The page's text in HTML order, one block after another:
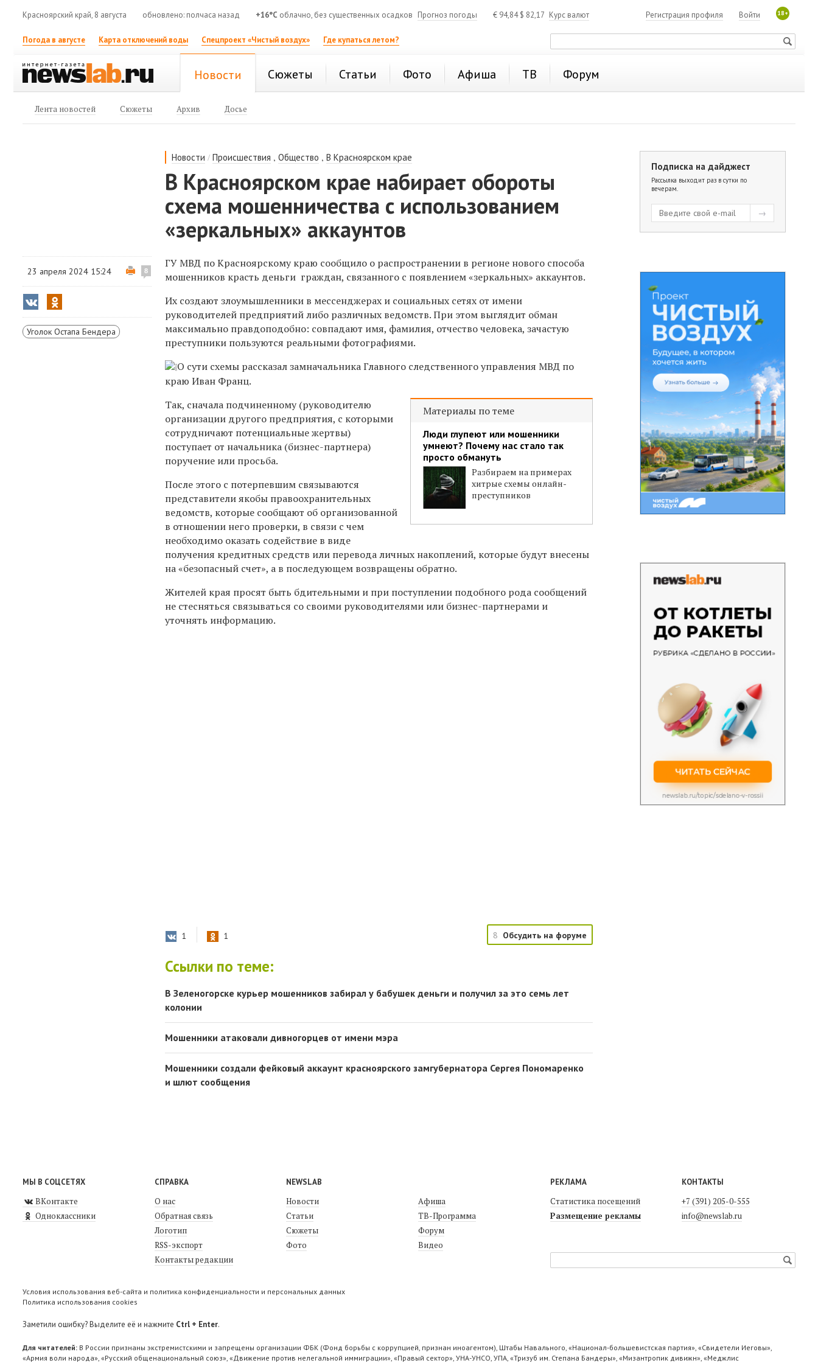
Красноярский край, 8 августа обновлено: полчаса назад +16°C облачно, без существенных осадков Прогноз погоды € 94,84$ 82,17 Курс валют 18+
Войти
Регистрация профиля
Погода в августе Карта отключений воды Спецпроект «Чистый воздух» Где купаться летом?
Новости Сюжеты Статьи Фото Афиша ТВ Форум
Лента новостей Сюжеты Архив Досье
Новости /Происшествия ,Общество ,В Красноярском крае
В Красноярском крае набирает обороты
схема мошенничества с использованием
«зеркальных» аккаунтов
23 апреля 2024 15:24 8
Уголок Остапа Бендера
ГУ МВД по Красноярскому краю сообщило о распространении в регионе нового способа
мошенников красть деньги граждан, связанного с появлением «зеркальных» аккаунтов.
Их создают злоумышленники в мессенджерах и социальных сетях от имени
руководителей предприятий либо различных ведомств.При этом выглядит обман
максимально правдоподобно: совпадают имя, фамилия, отчество человека, зачастую
преступники пользуются реальными фотографиями.
О сути схемы рассказал замначальника Главного следственного управления МВД по
краю Иван Франц.
Материалы по теме
Люди глупеют или мошенники
умнеют? Почему нас стало так
просто обмануть
Разбираем на примерах
хитрые схемы онлайн-
преступников
Так, сначала подчиненному (руководителю
организации другого предприятия, с которыми
сотрудничают потенциальные жертвы)
поступает от начальника (бизнес-партнера)
поручение или просьба.
После этого с потерпевшим связываются
представители якобы правоохранительных
ведомств, которые сообщают об организованной
в отношении него проверки, в связи с чем
необходимо оказать содействие в виде
получения кредитных средств или перевода личных накоплений, которые будут внесены
на «безопасный счет», а в последующем возвращены обратно.
Жителей края просят быть бдительными и при поступлении подобного рода сообщений
не стесняться связываться со своими руководителями или бизнес-партнерами и
уточнять информацию.
1 1 8 Обсудить на форуме
Ссылки по теме:
В Зеленогорске курьер мошенников забирал у бабушек деньги и получил за это семь лет
колонии
Мошенники атаковали дивногорцев от имени мэра
Мошенники создали фейковый аккаунт красноярского замгубернатора Сергея Пономаренко
и шлют сообщения
Подписка на дайджест
Рассылка выходит раз в сутки по
вечерам.
МЫ В СОЦСЕТЯХ
ВКонтакте
Одноклассники
СПРАВКА
О нас
Обратная связь
Логотип
RSS-экспорт
Контакты редакции
NEWSLAB
Новости
Статьи
Сюжеты
Фото
Афиша
ТВ-Программа
Форум
Видео
РЕКЛАМА
Статистика посещений
Размещение рекламы
КОНТАКТЫ
+7 (391) 205-0-555
info@newslab.ru
Условия использования веб-сайта и политика конфиденциальности и персональных данных
Политика использования cookies
Заметили ошибку? Выделите её и нажмите Ctrl + Enter.
Для читателей: В России признаны экстремистскими и запрещены организации ФБК (Фонд борьбы с коррупцией, признан иноагентом), Штабы Навального, «Национал-большевистская партия», «Свидетели Иеговы»,
«Армия воли народа», «Русский общенациональный союз», «Движение против нелегальной иммиграции», «Правый сектор», УНА-УНСО, УПА, «Тризуб им. Степана Бандеры», «Мизантропик дивижн», «Меджлис